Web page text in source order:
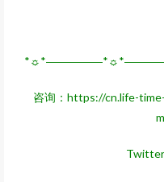
咨询： https://cn.life-